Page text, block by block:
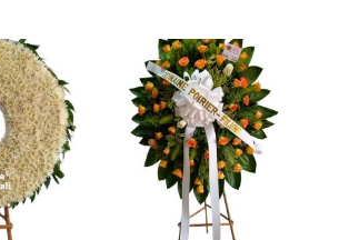
El
precio
actual
es:
$530,000.